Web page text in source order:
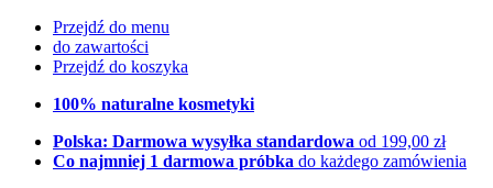
Przejdź do menu
do zawartości
Przejdź do koszyka
100% naturalne kosmetyki
Polska: Darmowa wysyłka standardowa od 199,00 zł
Co najmniej 1 darmowa próbka do każdego zamówienia